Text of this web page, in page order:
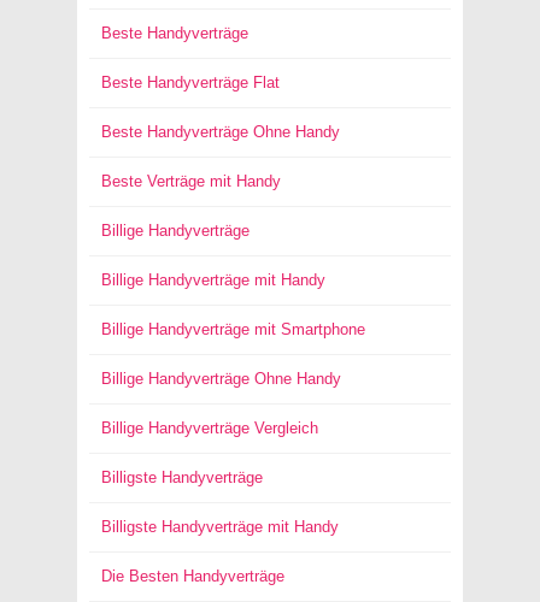
Beste Handyverträge
Beste Handyverträge Flat
Beste Handyverträge Ohne Handy
Beste Verträge mit Handy
Billige Handyverträge
Billige Handyverträge mit Handy
Billige Handyverträge mit Smartphone
Billige Handyverträge Ohne Handy
Billige Handyverträge Vergleich
Billigste Handyverträge
Billigste Handyverträge mit Handy
Die Besten Handyverträge